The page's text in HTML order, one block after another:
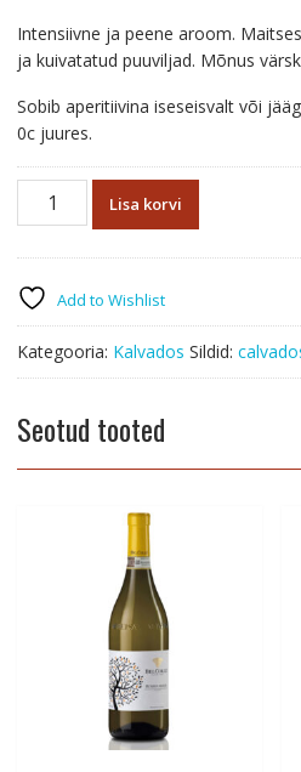
Intensiivne ja peene aroom.
ja kuivatatud puuviljad. Mõnus
Sobib aperitiivina iseseisvalt või
0c juures.
Kalvados
Dupont
Fine
40%,50cl
kogus
Lisa korvi
Add to Wishlist
Kategooria: Kalvados Sildid:
Seotud tooted